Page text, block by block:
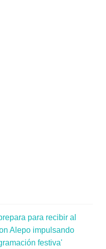
para recibir al
Alepo impulsando
festiva'